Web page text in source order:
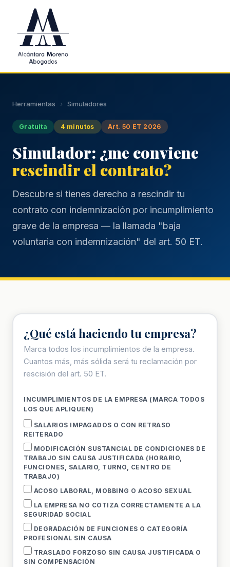
Herramientas › Simuladores
Gratuita 4 minutos Art. 50 ET 2026
Simulador: ¿me conviene
rescindir el contrato?
Descubre si tienes derecho a rescindir tu
contrato con indemnización por incumplimiento
grave de la empresa — la llamada "baja
voluntaria con indemnización" del art. 50 ET.
¿Qué está haciendo tu empresa?
Marca todos los incumplimientos de la empresa.
Cuantos más, más sólida será tu reclamación por
rescisión del art. 50 ET.
INCUMPLIMIENTOS DE LA EMPRESA (MARCA TODOS
LOS QUE APLIQUEN)
SALARIOS IMPAGADOS O CON RETRASO
REITERADO
MODIFICACIÓN SUSTANCIAL DE CONDICIONES DE
TRABAJO SIN CAUSA JUSTIFICADA (HORARIO,
FUNCIONES, SALARIO, TURNO, CENTRO DE
TRABAJO)
ACOSO LABORAL, MOBBING O ACOSO SEXUAL
LA EMPRESA NO COTIZA CORRECTAMENTE A LA
SEGURIDAD SOCIAL
DEGRADACIÓN DE FUNCIONES O CATEGORÍA
PROFESIONAL SIN CAUSA
TRASLADO FORZOSO SIN CAUSA JUSTIFICADA O
SIN COMPENSACIÓN